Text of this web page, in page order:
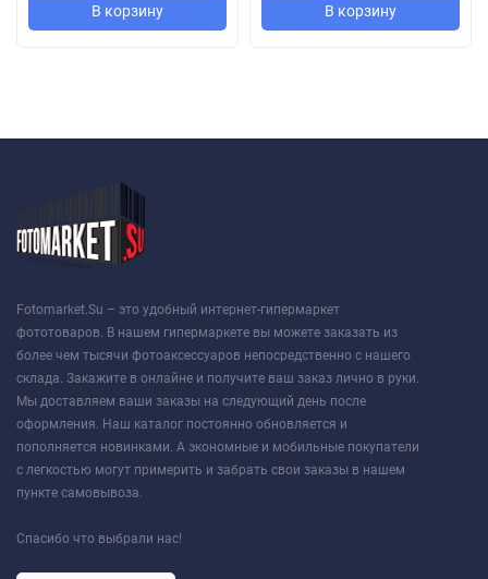
В корзину В корзину
Fotomarket.Su – это удобный интернет-гипермаркет
фототоваров. В нашем гипермаркете вы можете заказать из
более чем тысячи фотоаксессуаров непосредственно с нашего
склада. Закажите в онлайне и получите ваш заказ лично в руки.
Мы доставляем ваши заказы на следующий день после
оформления. Наш каталог постоянно обновляется и
пополняется новинками. А экономные и мобильные покупатели
с легкостью могут примерить и забрать свои заказы в нашем
пункте самовывоза.
Спасибо что выбрали нас!